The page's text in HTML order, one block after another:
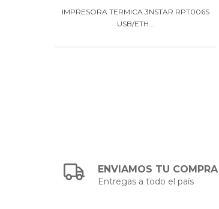
IMPRESORA TERMICA 3NSTAR RPT006S
USB/ETH...
ENVIAMOS TU COMPRA
Entregas a todo el país